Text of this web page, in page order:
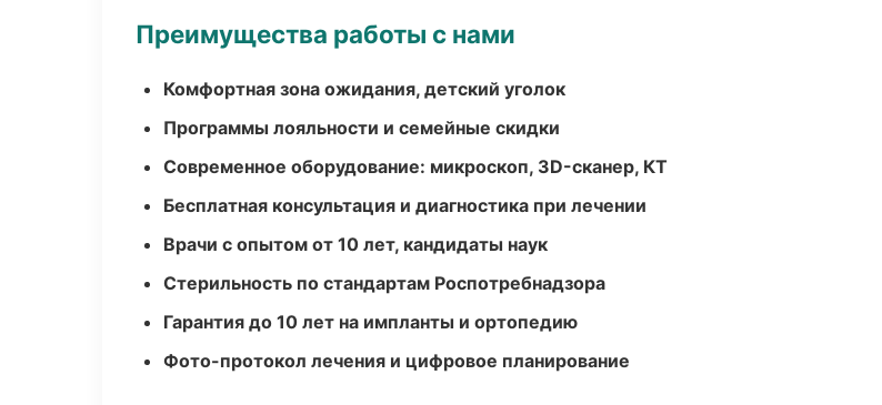
Преимущества работы с нами
Комфортная зона ожидания, детский уголок
Программы лояльности и семейные скидки
Современное оборудование: микроскоп, 3D-сканер, КТ
Бесплатная консультация и диагностика при лечении
Врачи с опытом от 10 лет, кандидаты наук
Стерильность по стандартам Роспотребнадзора
Гарантия до 10 лет на импланты и ортопедию
Фото-протокол лечения и цифровое планирование